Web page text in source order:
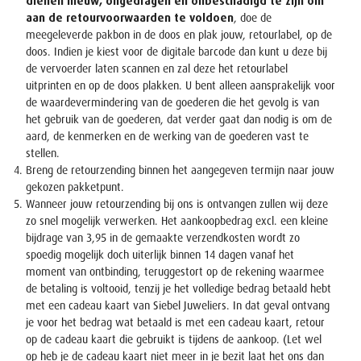
aan de retourvoorwaarden te voldoen, doe de
meegeleverde pakbon in de doos en plak jouw, retourlabel, op de
doos. Indien je kiest voor de digitale barcode dan kunt u deze bij
de vervoerder laten scannen en zal deze het retourlabel
uitprinten en op de doos plakken. U bent alleen aansprakelijk voor
de waardevermindering van de goederen die het gevolg is van
het gebruik van de goederen, dat verder gaat dan nodig is om de
aard, de kenmerken en de werking van de goederen vast te
stellen.
Breng de retourzending binnen het aangegeven termijn naar jouw
gekozen pakketpunt.
Wanneer jouw retourzending bij ons is ontvangen zullen wij deze
zo snel mogelijk verwerken. Het aankoopbedrag excl. een kleine
bijdrage van 3,95 in de gemaakte verzendkosten wordt zo
spoedig mogelijk doch uiterlijk binnen 14 dagen vanaf het
moment van ontbinding, teruggestort op de rekening waarmee
de betaling is voltooid, tenzij je het volledige bedrag betaald hebt
met een cadeau kaart van Siebel Juweliers. In dat geval ontvang
je voor het bedrag wat betaald is met een cadeau kaart, retour
op de cadeau kaart die gebruikt is tijdens de aankoop. (Let wel
op heb je de cadeau kaart niet meer in je bezit laat het ons dan